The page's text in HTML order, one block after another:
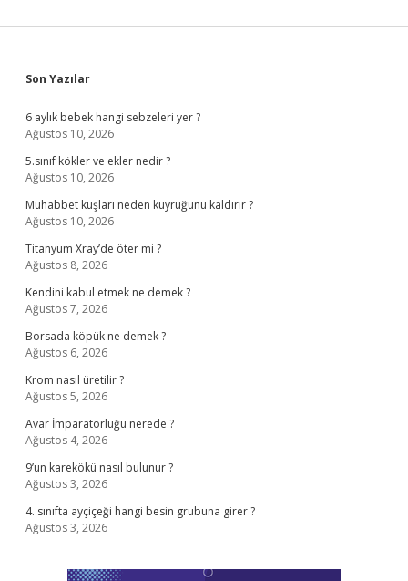
Sidebar
Son Yazılar
6 aylık bebek hangi sebzeleri yer ?
Ağustos 10, 2026
5.sınıf kökler ve ekler nedir ?
Ağustos 10, 2026
Muhabbet kuşları neden kuyruğunu kaldırır ?
Ağustos 10, 2026
Titanyum Xray’de öter mi ?
Ağustos 8, 2026
Kendini kabul etmek ne demek ?
Ağustos 7, 2026
Borsada köpük ne demek ?
Ağustos 6, 2026
Krom nasıl üretilir ?
Ağustos 5, 2026
Avar İmparatorluğu nerede ?
Ağustos 4, 2026
9’un karekökü nasıl bulunur ?
Ağustos 3, 2026
4. sınıfta ayçiçeği hangi besin grubuna girer ?
Ağustos 3, 2026